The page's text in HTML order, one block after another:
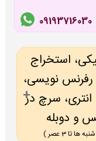
09193716030
استخراج
رفرنس نویسی،
انتری، سرچ در
و دوبله